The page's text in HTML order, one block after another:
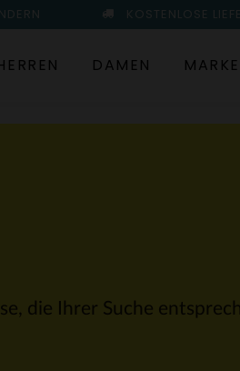
KOSTENLOSE
DAMEN
die Ihrer Suche